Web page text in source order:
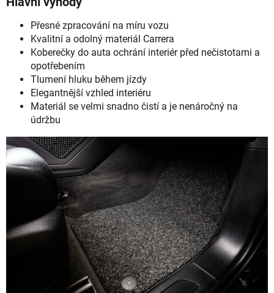
Přesné zpracování na míru vozu
Kvalitní a odolný materiál Carrera
Koberečky do auta ochrání interiér před nečistotami a
opotřebením
Tlumení hluku během jízdy
Elegantnější vzhled interiéru
Materiál se velmi snadno čistí a je nenáročný na
údržbu